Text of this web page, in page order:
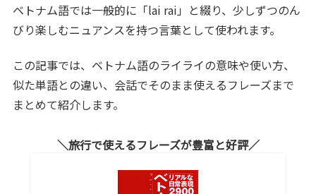
ベトナム語では一般的に「lai rai」と綴り、少しずつのん
びり楽しむニュアンスを持つ言葉として使われます。
この記事では、ベトナム語のライライの意味や使い方、
似た単語との違い、会話でそのまま使えるフレーズまで
まとめて紹介します。
旅行で使えるフレーズが豊富と好評